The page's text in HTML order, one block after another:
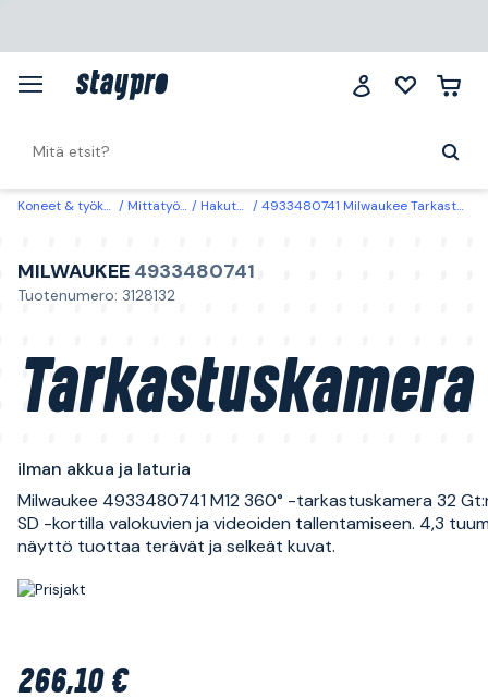
Koneet & työkalut Mittatyökalut Hakutyökalut 4933480741 Milwaukee Tarkastuskamera ilman akkua ja laturia
MILWAUKEE 4933480741
Tuotenumero: 3128132
Tarkastuskamera
ilman akkua ja laturia
Milwaukee 4933480741 M12 360° -tarkastuskamera 32
SD -kortilla valokuvien ja videoiden tallentamiseen. 4,3
näyttö tuottaa terävät ja selkeät kuvat.
266,10 €